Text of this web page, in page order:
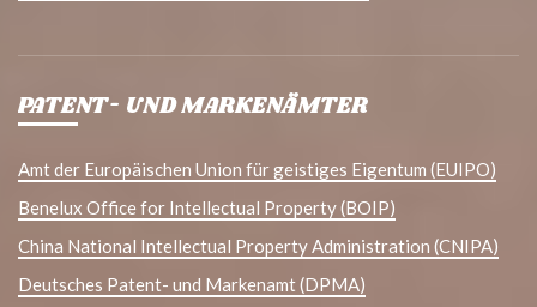
PATENT- UND MARKENÄMTER
Amt der Europäischen Union für geistiges Eigentum (EUIPO)
Benelux Office for Intellectual Property (BOIP)
China National Intellectual Property Administration (CNIPA)
Deutsches Patent- und Markenamt (DPMA)